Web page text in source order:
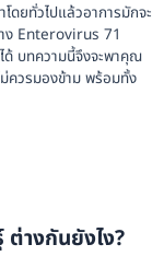
โดยทั่วไปแล้วอาการมักจะ
ง Enterovirus 71
ด้ บทความนี้จึงจะพาคุณ
ควรมองข้าม พร้อมทั้ง
างกันยังไง?